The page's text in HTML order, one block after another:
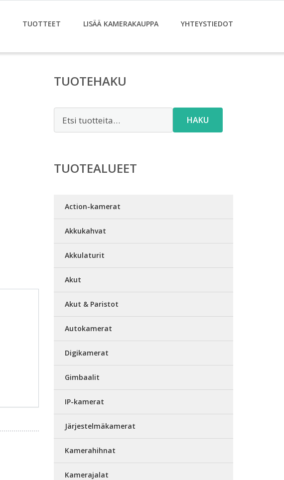
TUOTTEET LISÄÄ KAMERAKAUPPA YHTEYSTIEDOT
TUOTEHAKU
HAKU
TUOTEALUEET
Action-kamerat
Akkukahvat
Akkulaturit
Akut
Akut & Paristot
Autokamerat
Digikamerat
Gimbaalit
IP-kamerat
Järjestelmäkamerat
Kamerahihnat
Kamerajalat